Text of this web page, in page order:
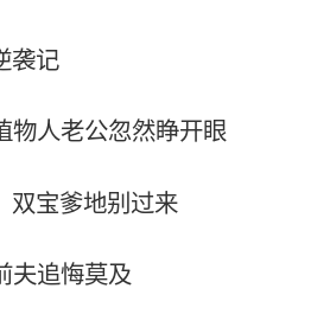
袭记
物人老公忽然睁开眼
双宝爹地别过来
夫追悔莫及